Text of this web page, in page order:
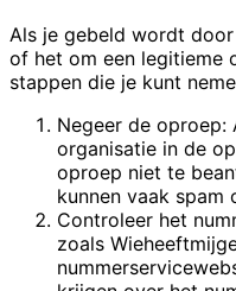
Als je gebeld wordt
of het om een legitieme
stappen die je kunt
Negeer de oproep:
organisatie in de
oproep niet te
kunnen vaak spam
Controleer het
zoals